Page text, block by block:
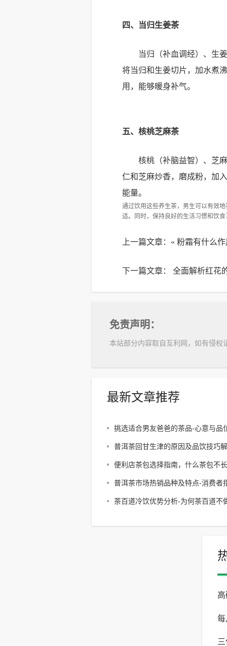
四、当归生姜茶
当归（补血调经）、生
将当归和生姜切片，加水煮
用，能够暖身补气。
五、核桃芝麻茶
核桃（补脑益智）、芝
仁和芝麻炒香，磨成粉，加
能量。
通过饮用这些养生茶，男生可以有效
适。同时，保持良好的生活习惯和饮
上一篇文章：«粉霜有什么
下一篇文章：全面解析红花
免责声明：
本站部分内容取自互利网，如有侵权
最新文章推荐
挑选适合男友爸爸的茶品-心意与品
完美结合
普洱茶回甘生津的原因及品饮技巧
便利店茶包选择指南，什么茶包不
健康饮品解析
普洱茶市场热销品种及特点-消费者
茶百道冷饮优势分析-为何茶百道不
南
每
适